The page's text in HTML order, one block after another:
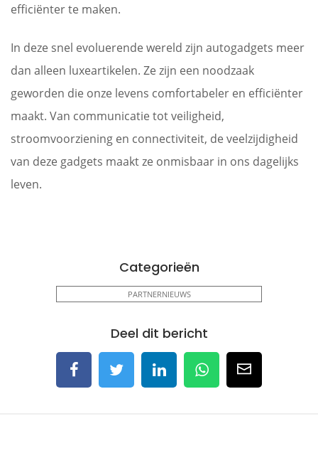
efficiënter te maken.
In deze snel evoluerende wereld zijn autogadgets meer
dan alleen luxeartikelen. Ze zijn een noodzaak
geworden die onze levens comfortabeler en efficiënter
maakt. Van communicatie tot veiligheid,
stroomvoorziening en connectiviteit, de veelzijdigheid
van deze gadgets maakt ze onmisbaar in ons dagelijks
leven.
Categorieën
PARTNERNIEUWS
Deel dit bericht